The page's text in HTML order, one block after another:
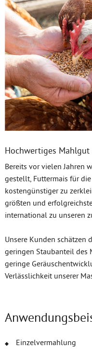
Hochwertiges Mahlgut
Bereits vor vielen Jahren
gestellt, Futtermais für
kostengünstiger zu
größten und
international zu unseren
Unsere Kunden schätzen
geringen Staubanteil des
geringe
Verlässlichkeit unserer
Einzelvermahlung